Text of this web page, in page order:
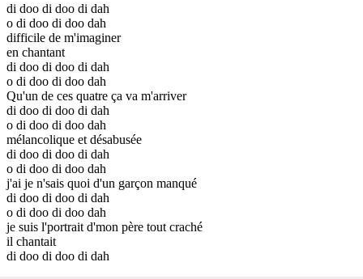
di doo di doo di dah
o di doo di doo dah
difficile de m'imaginer
en chantant
di doo di doo di dah
o di doo di doo dah
Qu'un de ces quatre ça va m'arriver
di doo di doo di dah
o di doo di doo dah
mélancolique et désabusée
di doo di doo di dah
o di doo di doo dah
j'ai je n'sais quoi d'un garçon manqué
di doo di doo di dah
o di doo di doo dah
je suis l'portrait d'mon père tout craché
il chantait
di doo di doo di dah